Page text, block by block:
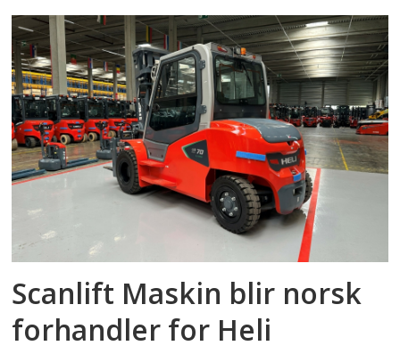
Scanlift Maskin blir norsk
forhandler for Heli